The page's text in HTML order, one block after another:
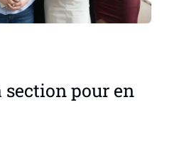
section pour en